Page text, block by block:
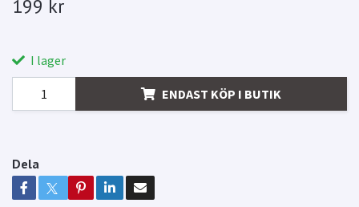
199 kr
I lager
ENDAST KÖP I BUTIK
Dela